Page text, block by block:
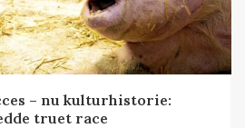
– nu kulturhistorie:
truet race